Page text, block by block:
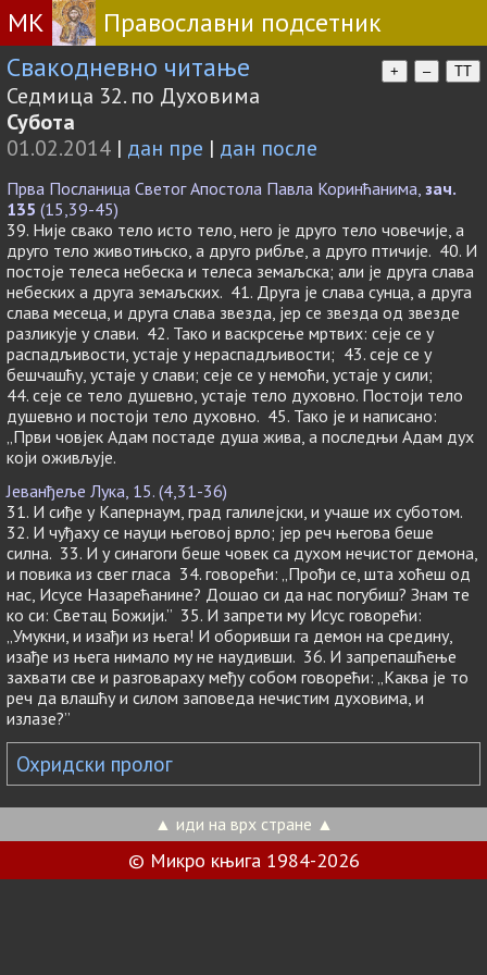
МК
Православни подсетник
Свакодневно читање
+ – TT
Седмица 32. по Духовима
Субота
01.02.2014 | дан пре | дан после
Прва Посланица Светог Апостола Павла Коринћанима, зач.
135 (15,39-45)
39. Није свако тело исто тело, него је друго тело човечије, а
друго тело животињско, а друго рибље, а друго птичије. 40. И
постоје телеса небеска и телеса земаљска; али је друга слава
небеских а друга земаљских. 41. Друга је слава сунца, а друга
слава месеца, и друга слава звезда, јер се звезда од звезде
разликује у слави. 42. Тако и васкрсење мртвих: сеје се у
распадљивости, устаје у нераспадљивости; 43. сеје се у
бешчашћу, устаје у слави; сеје се у немоћи, устаје у сили;
44. сеје се тело душевно, устаје тело духовно. Постоји тело
душевно и постоји тело духовно. 45. Тако је и написано:
„Први човјек Адам постаде душа жива, а последњи Адам дух
који оживљује.
Јеванђеље Лука, 15. (4,31-36)
31. И сиђе у Капернаум, град галилејски, и учаше их суботом.
32. И чуђаху се науци његовој врло; јер реч његова беше
силна. 33. И у синагоги беше човек са духом нечистог демона,
и повика из свег гласа 34. говорећи: „Прођи се, шта хоћеш од
нас, Исусе Назарећанине? Дошао си да нас погубиш? Знам те
ко си: Светац Божији.” 35. И запрети му Исус говорећи:
„Умукни, и изађи из њега! И оборивши га демон на средину,
изађе из њега нимало му не наудивши. 36. И запрепашћење
захвати све и разговараху међу собом говорећи: „Каква је то
реч да влашћу и силом заповеда нечистим духовима, и
излазе?”
Охридски пролог
▲ иди на врх стране ▲
© Микро књига 1984-2026